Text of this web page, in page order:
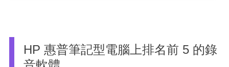
HP 惠普筆記型電腦上排名前 5 的錄